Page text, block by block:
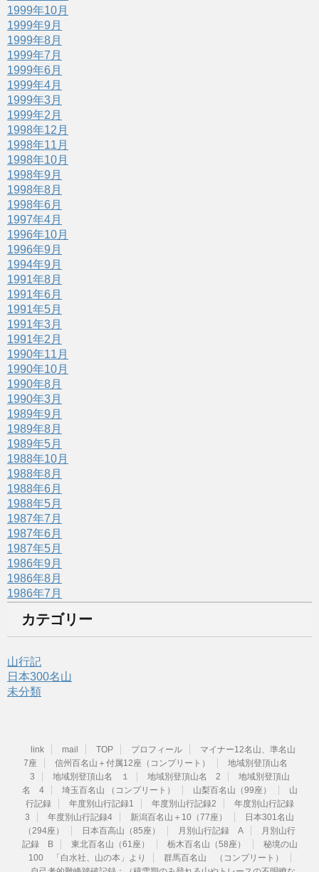
1999年10月
1999年9月
1999年8月
1999年7月
1999年6月
1999年4月
1999年3月
1999年2月
1998年12月
1998年11月
1998年10月
1998年9月
1998年8月
1998年6月
1997年4月
1996年10月
1996年9月
1994年9月
1991年8月
1991年6月
1991年5月
1991年3月
1991年2月
1990年11月
1990年10月
1990年8月
1990年3月
1989年9月
1989年8月
1989年5月
1988年10月
1988年8月
1988年6月
1988年5月
1987年7月
1987年6月
1987年5月
1986年9月
1986年8月
1986年7月
カテゴリー
山行記
日本300名山
未分類
link mail TOP プロフィール
マイナー12名山、準名山
7座
信州百名山＋付属12座（コンプリート）
地域別登頂山名
3
地域別登頂山名 １ 地域別登頂山名 2
地域別登頂山
名 4
埼玉百名山 （コンプリート） 山梨百名山（99座）
山
行記録
年度別山行記録1 年度別山行記録2
年度別山行記録
3
年度別山行記録4 新潟百名山＋10（77座）
日本301名山
（294座）
日本百高山（85座） 月別山行記録 A
月別山行
記録 B
東北百名山（61座） 栃木百名山（58座）
秘境の山
100 「白水社、山の本」より
群馬百名山 （コンプリート）